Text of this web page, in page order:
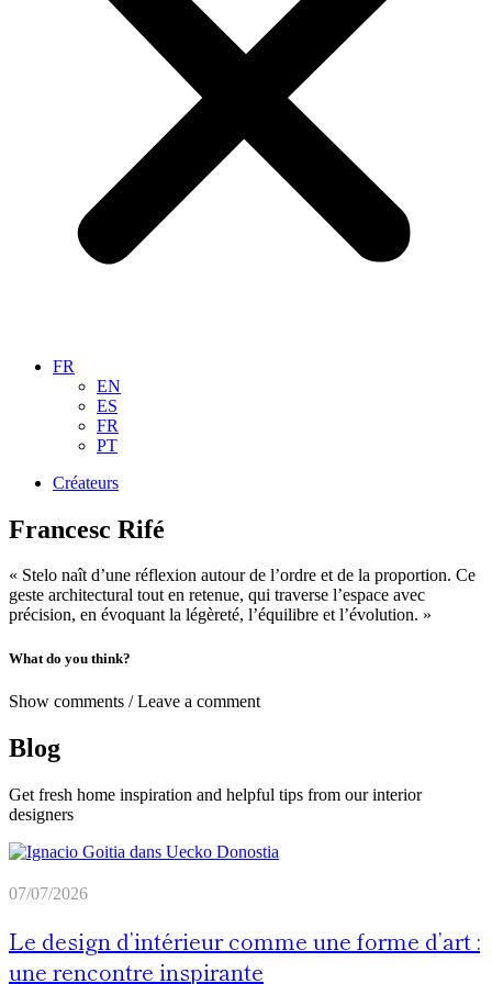
FR
EN
ES
FR
PT
Créateurs
Francesc Rifé
« Stelo naît d’une réflexion autour de l’ordre et de la proportion. Ce
geste architectural tout en retenue, qui traverse l’espace avec
précision, en évoquant la légèreté, l’équilibre et l’évolution. »
What do you think?
Show comments / Leave a comment
Blog
Get fresh home inspiration and helpful tips from our interior
designers
07/07/2026
Le design d’intérieur comme une forme d’art :
une rencontre inspirante